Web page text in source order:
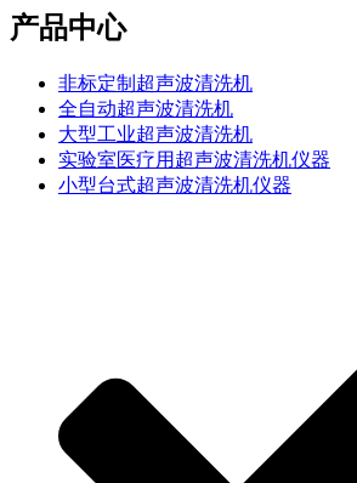
产品中心
非标定制超声波清洗机
全自动超声波清洗机
大型工业超声波清洗机
实验室医疗用超声波清洗机仪器
小型台式超声波清洗机仪器